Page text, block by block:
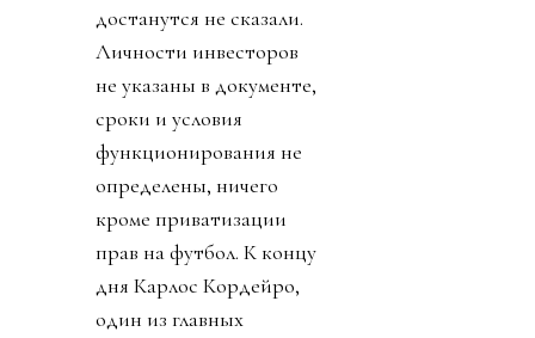
достанутся не сказали.
Личности инвесторов
не указаны в документе,
сроки и условия
функционирования не
определены, ничего
кроме приватизации
прав на футбол. К концу
дня Карлос Кордейро,
один из главных